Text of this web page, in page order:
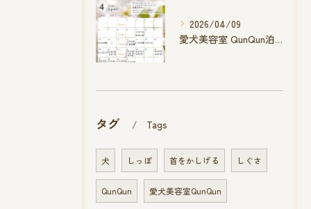
2026/04/09
愛犬美容室 QunQun泊店 4月空き状況です
タグ Tags
犬 しっぽ 首をかしげる しぐさ
QunQun 愛犬美容室QunQun